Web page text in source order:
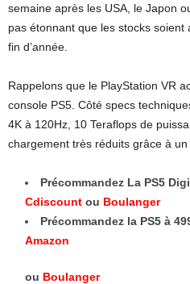
semaine après les USA, le Japon
pas étonnant que les stocks
fin d’année.
Rappelons que le PlayStation VR
console PS5. Côté specs
4K à 120Hz, 10 Teraflops de
chargement très réduits grâce à un
Précommandez La PS5
Cdiscount ou Boulanger
Précommandez la PS5 à
Amazon
ou Boulanger